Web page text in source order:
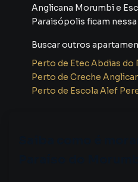
Anglicana Morumbie
Paraisópolis ficam
Buscar outros
Perto de Etec Abdias do
Perto de Creche
Perto de Escola Alef